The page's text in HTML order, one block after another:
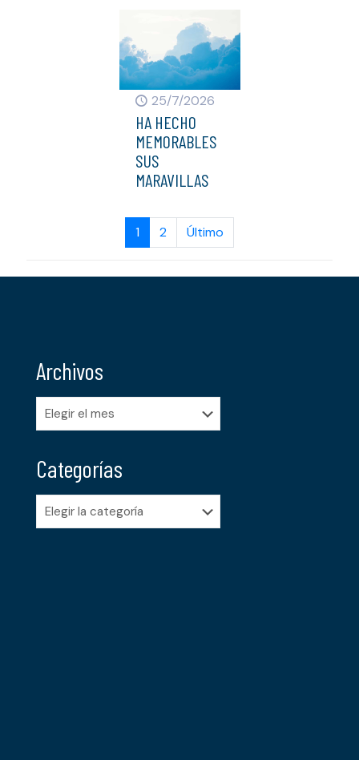
25/7/2026
HA HECHO
MEMORABLES
SUS
MARAVILLAS
1 2 Último
Archivos
Archivos
Categorías
Categorías